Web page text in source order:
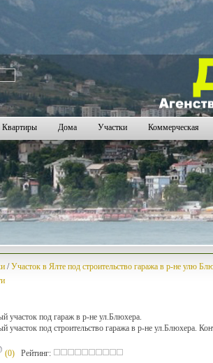
413414 415 416417
Квартиры Дома Участки Коммерческая
/Участок в Ялте под строительство гаража в р-не улю
участок под гараж в р-не ул.Блюхера.
участок под строительство гаража в р-не ул.Блюхера.
(0) Рейтинг: